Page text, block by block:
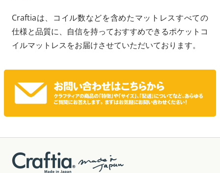
Craftiaは、コイル数などを含めたマットレスすべての
仕様と品質に、自信を持っておすすめできるポケットコ
イルマットレスをお届けさせていただいております。